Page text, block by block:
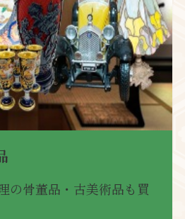
の骨董品・古美術品も買